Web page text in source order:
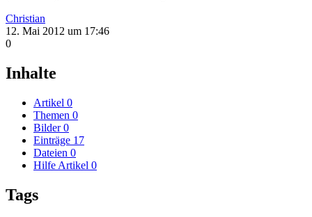
Christian
12. Mai 2012 um 17:46
0
Inhalte
Artikel 0
Themen 0
Bilder 0
Einträge 17
Dateien 0
Hilfe Artikel 0
Tags